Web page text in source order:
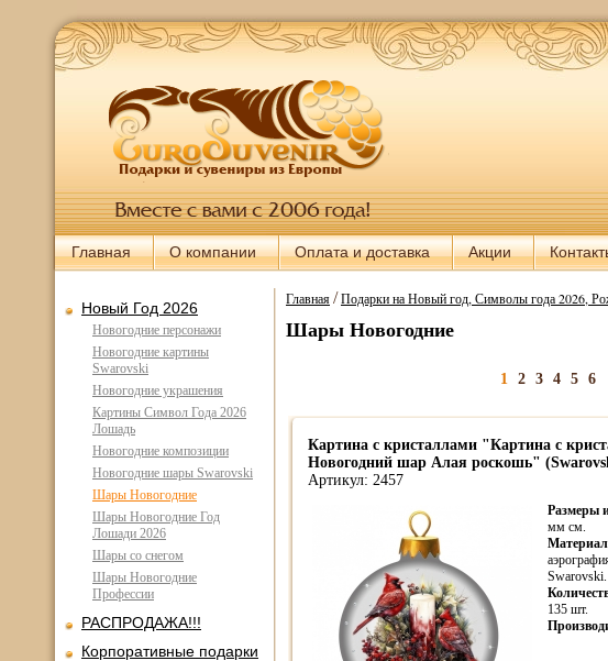
Главная О компании Оплата и доставка Акции
Новый Год 2026
Новогодние персонажи
Новогодние картины
Swarovski
Новогодние украшения
Картины Символ Года 2026
Лошадь
Новогодние композиции
Новогодние шары Swarovski
Шары Новогодние
Шары Новогодние Год
Лошади 2026
Шары со снегом
Шары Новогодние
Профессии
РАСПРОДАЖА!!!
Корпоративные подарки
Главная/Подарки на Новый год, Символы года 2026,
Шары Новогодние
1 2 3 4 5 6
Картина с кристаллами "Картина с
Новогодний шар Алая роскошь"
Артикул: 2457
Размеры
мм см.
Swarovski.
135 шт.